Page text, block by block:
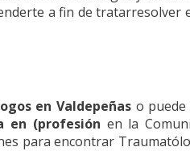
a fin de tratarresolver
en Valdepeñas o puede
en (profesión en la
para encontrar